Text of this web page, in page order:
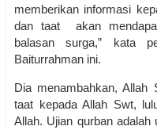
memberikan informasi
dan taat akan
balasan surga,” kata
Baiturrahman ini.
Dia menambahkan, Allah
taat kepada Allah Swt,
Allah. Ujian qurban adalah